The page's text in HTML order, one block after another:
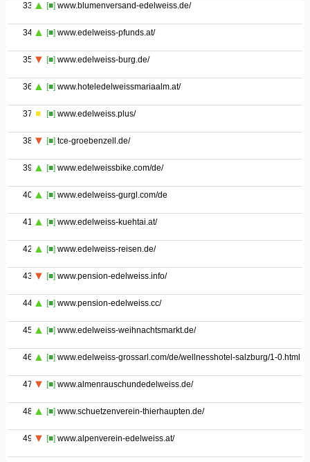
33 [■] www.blumenversand-edelweiss.de/
34 [■] www.edelweiss-pfunds.at/
35 [■] www.edelweiss-burg.de/
36 [■] www.hoteledelweissmariaalm.at/
37 [■] www.edelweiss.plus/
38 [■] tce-groebenzell.de/
39 [■] www.edelweissbike.com/de/
40 [■] www.edelweiss-gurgl.com/de
41 [■] www.edelweiss-kuehtai.at/
42 [■] www.edelweiss-reisen.de/
43 [■] www.pension-edelweiss.info/
44 [■] www.pension-edelweiss.cc/
45 [■] www.edelweiss-weihnachtsmarkt.de/
46 [■] www.edelweiss-grossarl.com/de/wellnesshotel-salzburg/1-0.html
47 [■] www.almenrauschundedelweiss.de/
48 [■] www.schuetzenverein-thierhaupten.de/
49 [■] www.alpenverein-edelweiss.at/